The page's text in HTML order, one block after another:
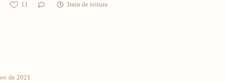
11 3min de leitura
de 2021